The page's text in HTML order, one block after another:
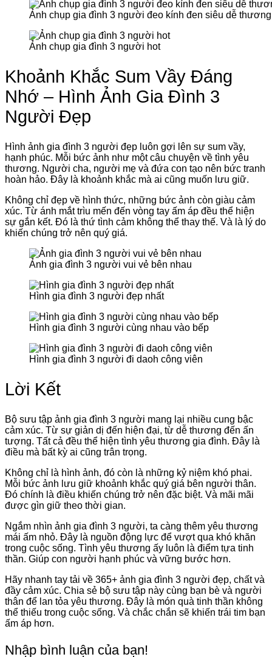
Ảnh chụp gia đình 3 người đeo kính đen siêu dễ thương
Ảnh chụp gia đình 3 người hot
Khoảnh Khắc Sum Vầy Đáng
Nhớ – Hình Ảnh Gia Đình 3
Người Đẹp
Hình ảnh gia đình 3 người đẹp luôn gợi lên sự sum vầy,
hạnh phúc. Mỗi bức ảnh như một câu chuyện về tình yêu
thương. Người cha, người mẹ và đứa con tạo nên bức tranh
hoàn hảo. Đây là khoảnh khắc mà ai cũng muốn lưu giữ.
Không chỉ đẹp về hình thức, những bức ảnh còn giàu cảm
xúc. Từ ánh mắt trìu mến đến vòng tay ấm áp đều thể hiện
sự gắn kết. Đó là thứ tình cảm không thể thay thế. Và là lý do
khiến chúng trở nên quý giá.
Ảnh gia đình 3 người vui vẻ bên nhau
Hình gia đình 3 người đẹp nhất
Hình gia đình 3 người cùng nhau vào bếp
Hình gia đình 3 người đi daoh công viên
Lời Kết
Bộ sưu tập ảnh gia đình 3 người mang lại nhiều cung bậc
cảm xúc. Từ sự giản dị đến hiện đại, từ dễ thương đến ấn
tượng. Tất cả đều thể hiện tình yêu thương gia đình. Đây là
điều mà bất kỳ ai cũng trân trọng.
Không chỉ là hình ảnh, đó còn là những kỷ niệm khó phai.
Mỗi bức ảnh lưu giữ khoảnh khắc quý giá bên người thân.
Đó chính là điều khiến chúng trở nên đặc biệt. Và mãi mãi
được gìn giữ theo thời gian.
Ngắm nhìn ảnh gia đình 3 người, ta càng thêm yêu thương
mái ấm nhỏ. Đây là nguồn động lực để vượt qua khó khăn
trong cuộc sống. Tình yêu thương ấy luôn là điểm tựa tinh
thần. Giúp con người hạnh phúc và vững bước hơn.
Hãy nhanh tay tải về 365+ ảnh gia đình 3 người đẹp, chất và
đầy cảm xúc. Chia sẻ bộ sưu tập này cùng bạn bè và người
thân để lan tỏa yêu thương. Đây là món quà tinh thần không
thể thiếu trong cuộc sống. Và chắc chắn sẽ khiến trái tim bạn
ấm áp hơn.
Nhập bình luận của bạn!